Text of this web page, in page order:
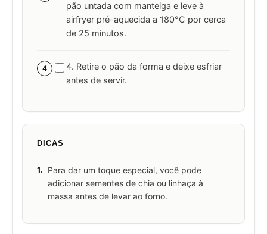
pão untada com manteiga e leve à
airfryer pré-aquecida a 180°C por cerca
de 25 minutos.
4
4. Retire o pão da forma e deixe esfriar
antes de servir.
DICAS
1.
Para dar um toque especial, você pode
adicionar sementes de chia ou linhaça à
massa antes de levar ao forno.